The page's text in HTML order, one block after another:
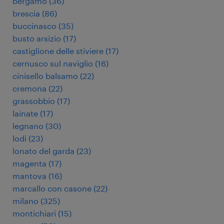
brescia (86)
buccinasco (35)
busto arsizio (17)
castiglione delle stiviere (17)
cernusco sul naviglio (16)
cinisello balsamo (22)
cremona (22)
grassobbio (17)
lainate (17)
legnano (30)
lodi (23)
lonato del garda (23)
magenta (17)
mantova (16)
marcallo con casone (22)
milano (325)
montichiari (15)